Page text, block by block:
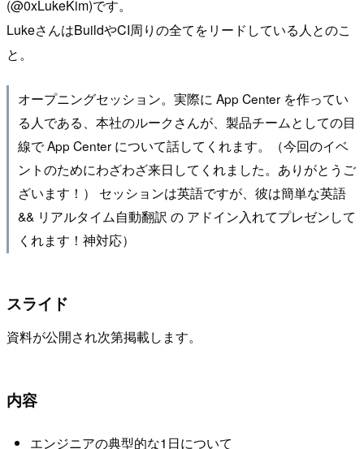
(@0xLukeKim)です。
LukeさんはBuildやCI周りの全てをリードしている人とのこ
と。
オープニングセッション。実際に App Center を作ってい
る人である、本社のルークさんが、製品チームとしての目
線で App Center について話してくれます。（今回のイベ
ントのためにわざわざ来日してくれました。ありがとうご
ざいます！） セッションは英語ですが、彼は簡単な英語
&& リアルタイム自動翻訳 の アドイン入れてプレゼンして
くれます！神対応）
スライド
資料が公開され次第掲載します。
内容
エンジニアの典型的な1日について